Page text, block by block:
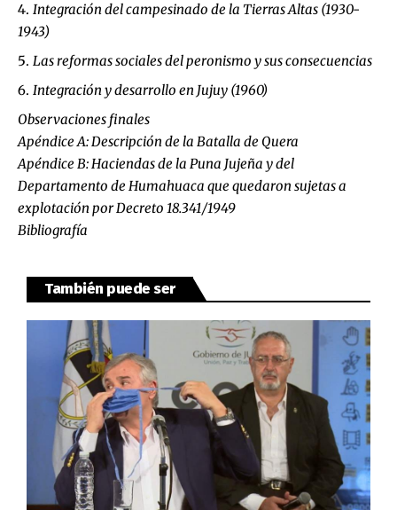
Integración del campesinado de la Tierras Altas (1930-
1943)
Las reformas sociales del peronismo y sus consecuencias
Integración y desarrollo en Jujuy (1960)
Observaciones finales
Apéndice A: Descripción de la Batalla de Quera
Apéndice B: Haciendas de la Puna Jujeña y del
Departamento de Humahuaca que quedaron sujetas a
explotación por Decreto 18.341/1949
Bibliografía
También puede ser